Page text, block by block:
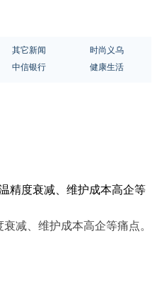
其它新闻
时尚义乌
中信银行 健康生活
精度衰减、维护成本高企等
减、维护成本高企等痛点。